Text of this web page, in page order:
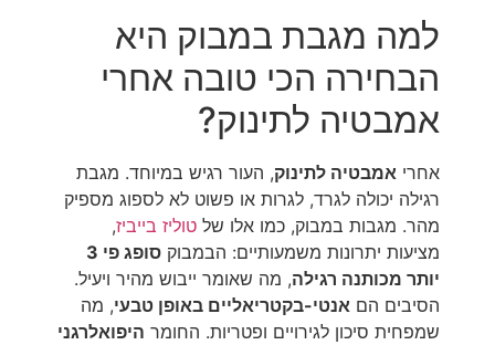
למה מגבת במבוק היא
הבחירה הכי טובה אחרי
אמבטיה לתינוק?
אחרי אמבטיה לתינוק, העור רגיש במיוחד. מגבת
רגילה יכולה לגרד, לגרות או פשוט לא לספוג מספיק
מהר. מגבות במבוק, כמו אלו של טוליז בייביז,
מציעות יתרונות משמעותיים: הבמבוק
סופג פי 3
יותר מכותנה רגילה, מה שאומר ייבוש מהיר ויעיל.
הסיבים הם אנטי-בקטריאליים באופן טבעי, מה
שמפחית סיכון לגירויים ופטריות. החומר היפואלרגני